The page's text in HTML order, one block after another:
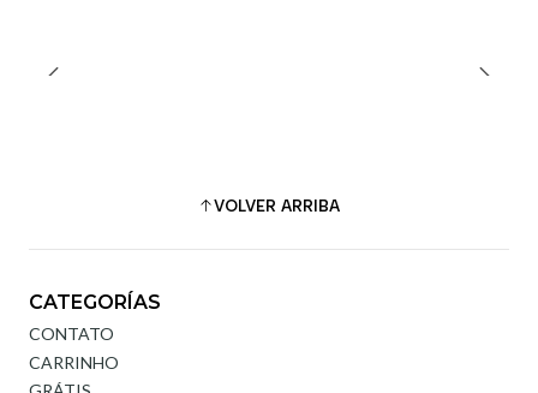
VOLVER ARRIBA
CATEGORÍAS
CONTATO
CARRINHO